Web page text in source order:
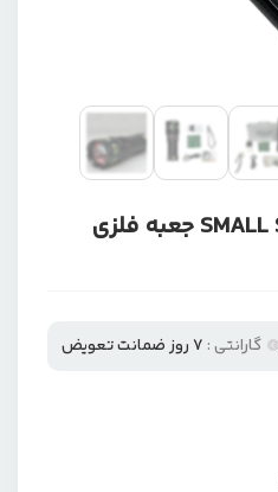
چراغ قوه پلیسی SMALL SUN جعبه فلزی
گارانتی : 7 روز ضمانت تعویض